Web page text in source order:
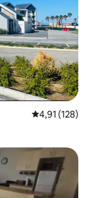
Note
4,91 (128)